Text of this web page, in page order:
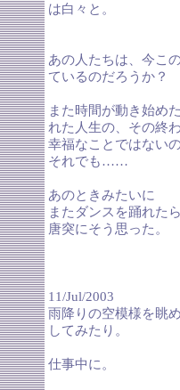
は白々と。
あの人たちは、今こ
ているのだろうか？
また時間が動き始め
れた人生の、その終
幸福なことではないの
それでも……
あのときみたいに
またダンスを踊れた
唐突にそう思った。
11/Jul/2003
雨降りの空模様を眺
してみたり。
仕事中に。